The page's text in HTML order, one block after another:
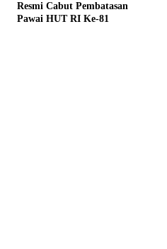
Resmi Cabut Pembatasan
Pawai HUT RI Ke-81